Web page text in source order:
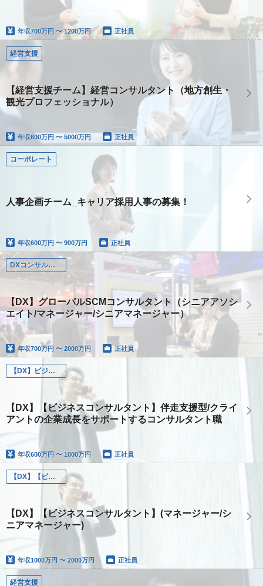
年収700万円 〜 1200万円 正社員
経営支援
【経営支援チーム】経営コンサルタント（地方創生・
観光プロフェッショナル）
年収600万円 〜 5000万円 正社員
コーポレート
人事企画チーム_キャリア採用人事の募集！
年収600万円 〜 900万円 正社員
DXコンサルタント
【DX】グローバルSCMコンサルタント（シニアアソシ
エイト/マネージャー/シニアマネージャー）
年収700万円 〜 2000万円 正社員
【DX】ビジネスコンサルタント(DX)
【DX】【ビジネスコンサルタント】伴走支援型/クライ
アントの企業成長をサポートするコンサルタント職
年収600万円 〜 1000万円 正社員
【DX】【ビジネスコンサルタント】伴走支援型/クライアントの企業成長をサポートするコンサルタント職
【DX】【ビジネスコンサルタント】(マネージャー/シ
ニアマネージャー)
年収1000万円 〜 2000万円 正社員
経営支援